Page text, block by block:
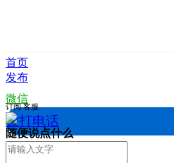
首页
发布
微信
拨打电话
订阅 客服
随便说点什么